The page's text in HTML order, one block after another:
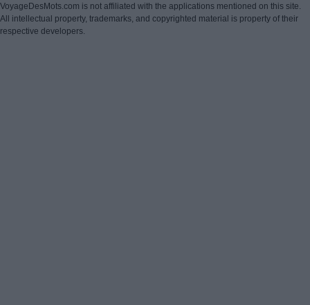
VoyageDesMots.com is not affiliated with the applications mentioned on this site.
All intellectual property, trademarks, and copyrighted material is property of their
respective developers.